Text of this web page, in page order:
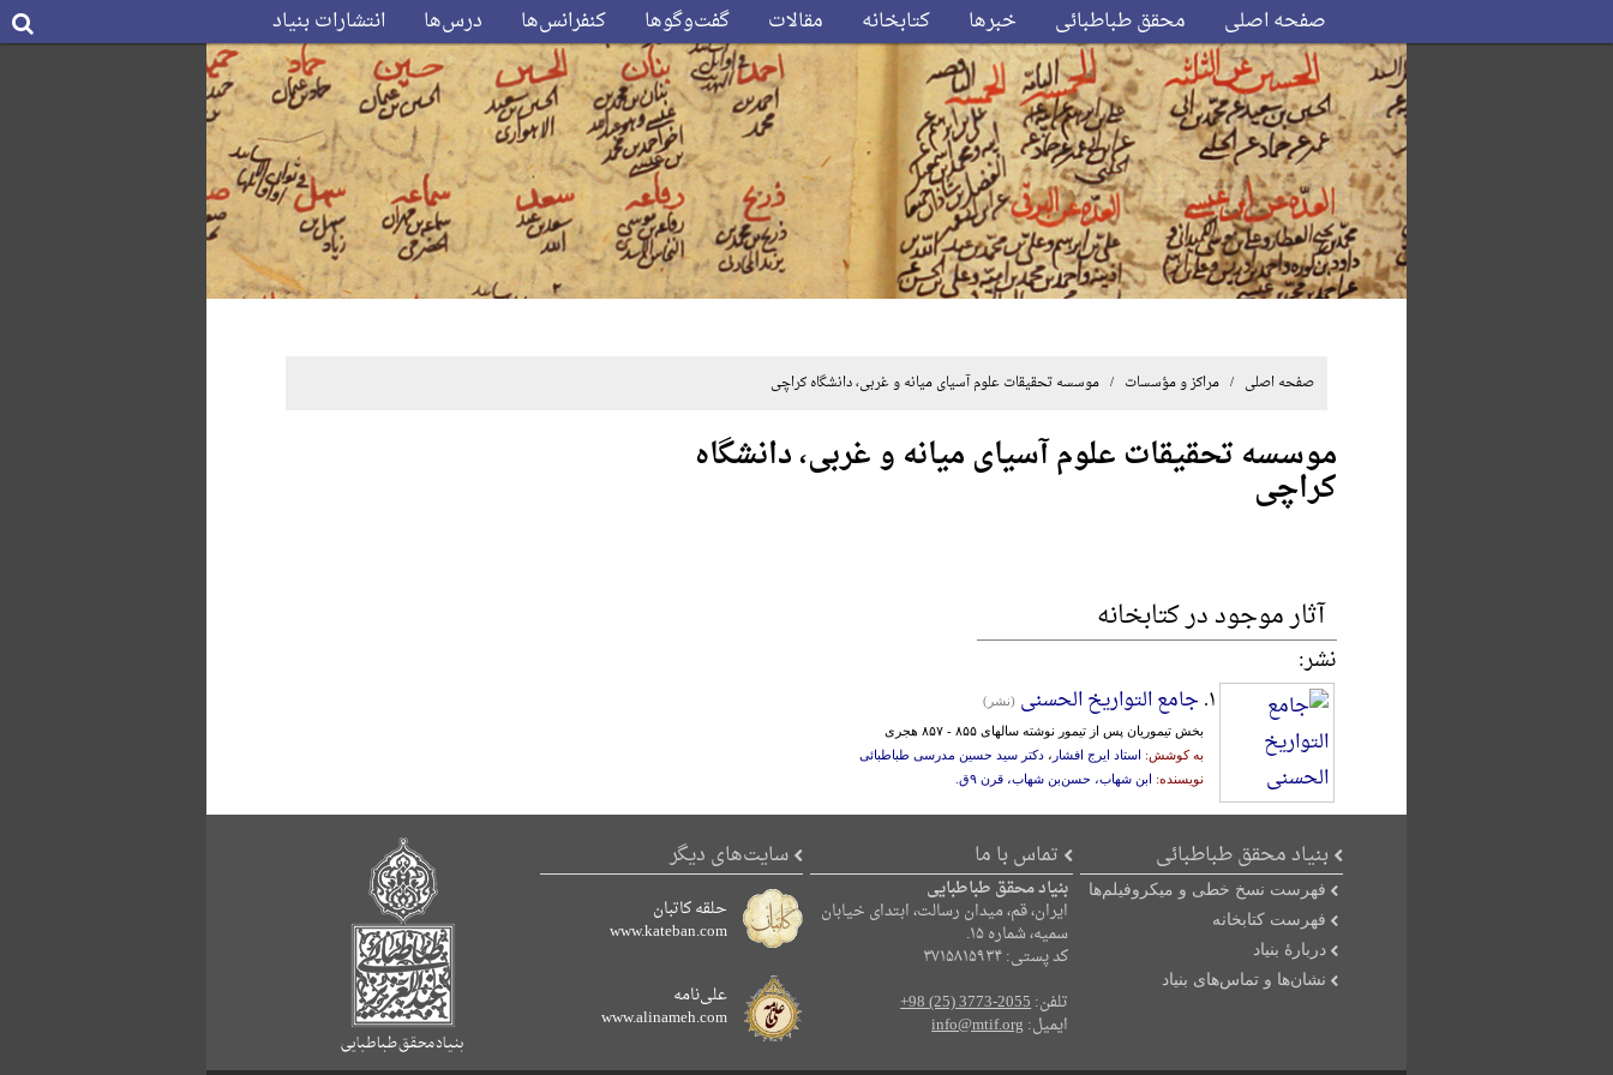
صفحه اصلی محقق طباطبائی خبرها کتابخانه مقالات گفت‌وگوها کنفرانس‌ها درس‌ها انتشارات بنیاد
صفحه اصلی / مراکز و مؤسسات / موسسه تحقیقات‌ ‌علوم‌ ‌آسیا‌ی‌ میانه‌ و ‌غربی‌، د‌انشگاه‌ کر‌اچی‌
موسسه تحقیقات‌ ‌علوم‌ ‌آسیا‌ی‌ میانه‌ و ‌غربی‌، د‌انشگاه‌
کر‌اچی‌
آثار موجود در کتابخانه
نشر:
۱. جامع التواریخ الحسنی (نشر)
بخش‌ تیموریان‌ پس‌ ‌از تیمور نوشته‌ سالها‌ی‌ ۸۵۵ - ۸۵۷ ‌هجر‌ی‌
به کوشش: استاد ایرج افشار ، دکتر سید حسین مدرسی طباطبائی
نویسنده: ابن شهاب، حسن‌بن‌ شهاب‌، قرن‌ ۹ق‌.
بنیاد محقق طباطبائی
فهرست نسخ خطی و میکروفیلم‌ها
فهرست کتابخانه
دربارۀ بنیاد
نشان‌ها و تماس‌های بنیاد
تماس با ما
بنیاد محقق طباطبایی
ایران، قم، میدان رسالت، ابتدای خیابان
سمیه، شماره ۱۵.
کد پستی: ۳۷۱۵۸۱۵۹۳۴
تلفن:+98 (25) 3773-2055
ایمیل:info@mtif.org
سایت‌های دیگر
حلقه کاتبان
www.kateban.com
علی‌نامه
www.alinameh.com